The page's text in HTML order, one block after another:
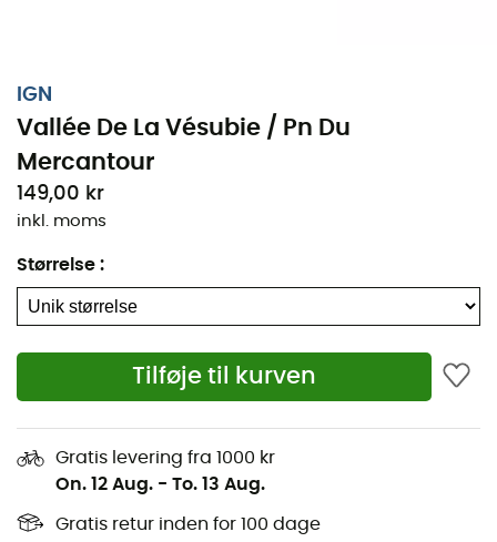
IGN
Vallée De La Vésubie / Pn Du
Mercantour
149,00 kr
inkl. moms
Størrelse :
Tilføje til kurven
Gratis levering fra 1000 kr
On. 12 Aug. - To. 13 Aug.
Gratis retur inden for 100 dage
Uanset om det er for et par kilometer eller en lang
til at forberede og opleve dit eventyr. Denne præcise
IGN-kort (målestok 1:25.000) indeholder alle de
nødvendige detaljer for at navigere på stier og veje i